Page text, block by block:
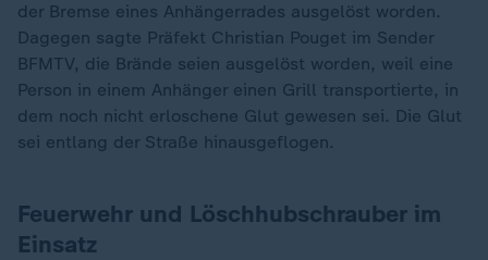
der Bremse eines Anhängerrades ausgelöst worden.
Dagegen sagte Präfekt Christian Pouget im Sender
BFMTV, die Brände seien ausgelöst worden, weil eine
Person in einem Anhänger einen Grill transportierte, in
dem noch nicht erloschene Glut gewesen sei. Die Glut
sei entlang der Straße hinausgeflogen.
Feuerwehr und Löschhubschrauber im
Einsatz